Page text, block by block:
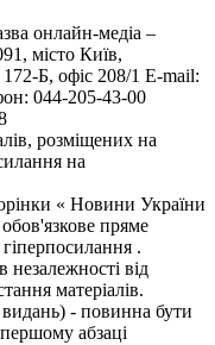
онлайн-медіа –
місто Київ,
Б, офіс 208/1 E-mail:
044-205-43-00
розміщених на
на
« Новини України
пряме
.
від
матеріалів.
видань) - повинна бути
абзаці